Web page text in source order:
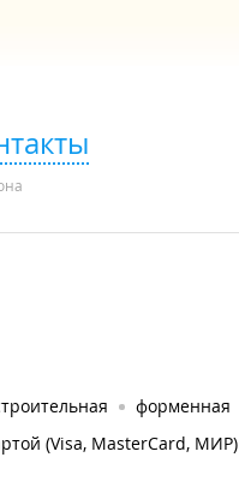
форменная
(Visa, MasterCard, МИР)